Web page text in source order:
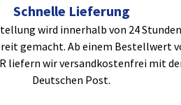
Schnelle Lieferung
wird innerhalb von 24 Stunden
gemacht. Ab einem Bestellwert
liefern wir versandkostenfrei mit
Deutschen Post.